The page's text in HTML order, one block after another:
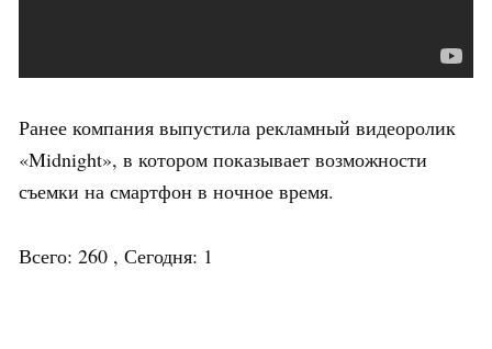
Ранее компания выпустила рекламный видеоролик
«Midnight», в котором показывает возможности
съемки на смартфон в ночное время.
Всего: 260 , Сегодня: 1